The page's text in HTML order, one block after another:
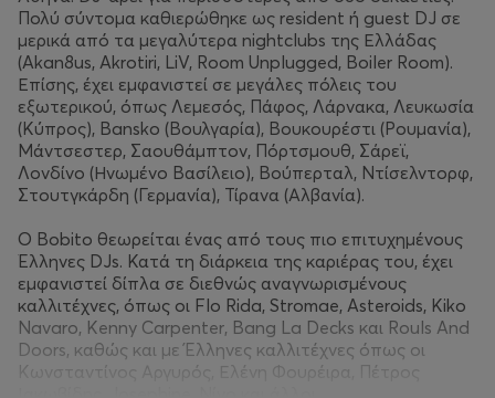
Πολύ σύντομα καθιερώθηκε ως resident ή guest DJ σε
μερικά από τα μεγαλύτερα nightclubs της Ελλάδας
(Akan8us, Akrotiri, LiV, Room Unplugged, Boiler Room).
Επίσης, έχει εμφανιστεί σε μεγάλες πόλεις του
εξωτερικού, όπως Λεμεσός, Πάφος, Λάρνακα, Λευκωσία
(Κύπρος), Bansko (Βουλγαρία), Βουκουρέστι (Ρουμανία),
Μάντσεστερ, Σαουθάμπτον, Πόρτσμουθ, Σάρεϊ,
Λονδίνο (Ηνωμένο Βασίλειο), Βούπερταλ, Ντίσελντορφ,
Στουτγκάρδη (Γερμανία), Τίρανα (Αλβανία).
Ο Bobito θεωρείται ένας από τους πιο επιτυχημένους
Έλληνες DJs. Κατά τη διάρκεια της καριέρας του, έχει
εμφανιστεί δίπλα σε διεθνώς αναγνωρισμένους
καλλιτέχνες, όπως οι Flo Rida, Stromae, Asteroids, Kiko
Navaro, Kenny Carpenter, Bang La Decks και Rouls And
Doors, καθώς και με Έλληνες καλλιτέχνες όπως οι
Κωνσταντίνος Αργυρός, Ελένη Φουρέιρα, Πέτρος